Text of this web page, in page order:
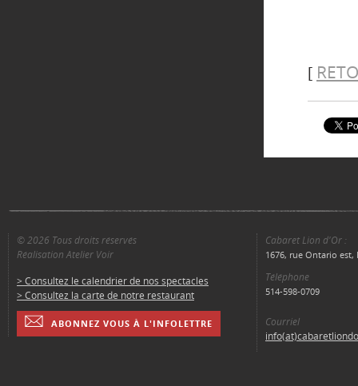
[
© 2026 Tous droits réservés
Réalisation Atelier Voir
> Consultez le calendrier de nos spectacles
> Consultez la carte de notre restaurant
ABONNEZ VOUS À L'INFOLETTRE
Cabaret Lion d'Or :
1676, rue Ontario est,
Téléphone
514-598-0709
Courriel